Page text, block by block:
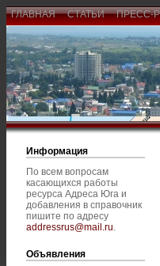
ГЛАВНАЯ СТАТЬИ ПРЕСС-
Информация
По всем вопросам
касающихся работы
ресурса Адреса Юга и
добавления в справочник
пишите по адресу
addressrus@mail.ru.
Объявления